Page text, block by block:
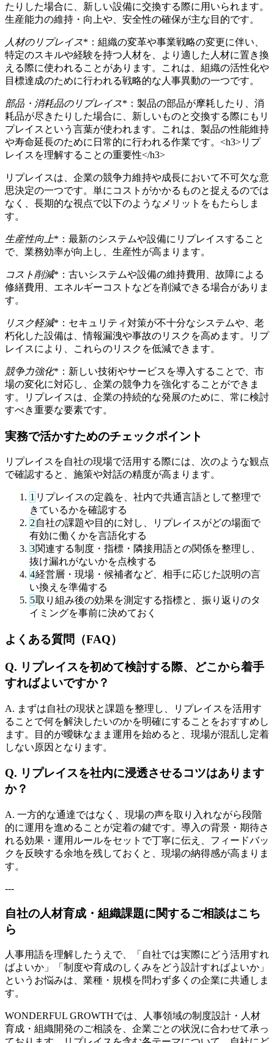
たりした場合に、新しい設備に交換する際に用いられます。
生産能力の維持・向上や、安全性の確保が主な目的です。
人材のリプレイス*：組織の変革や事業戦略の変更に伴い、
特定のスキルや経験を持つ人材を、より適した人材に置き換
える際に使われることがあります。これは、組織の活性化や
目標達成のために行われる戦略的な人事異動の一つです。
部品・消耗品のリプレイス*：製品の部品が摩耗したり、消
耗品が尽きたりした場合に、新しいものと交換する際にもリ
プレイスという言葉が使われます。これは、製品の性能維持
や寿命延長のために日常的に行われる作業です。<h3>リプ
レイスを理解することの重要性</h3>
リプレイスは、企業の競争力維持や成長において不可欠な意
思決定の一つです。単にコストがかかるものと捉えるのでは
なく、長期的な視点で以下のようなメリットをもたらしま
す。
生産性向上*：最新のシステムや設備にリプレイスすること
で、業務効率が向上し、生産性が高まります。
コスト削減*：古いシステムや設備の維持費用、故障による
修繕費用、エネルギーコストなどを削減できる場合がありま
す。
リスク軽減*：セキュリティ対策が不十分なシステムや、老
朽化した設備は、情報漏洩や事故のリスクを高めます。リプ
レイスにより、これらのリスクを低減できます。
競争力強化*：新しい技術やサービスを導入することで、市
場の変化に対応し、企業の競争力を強化することができま
す。リプレイスは、企業の持続的な発展のために、常に検討
すべき重要な要素です。
実務で活かすためのチェックポイント
リプレイスを自社の現場で活用する際には、次のような観点
で確認すると、施策や対話の精度が高まります。
1 リプレイスの定義を、社内で共通言語として整理で
きているかを確認する
2自社の課題や目的に対し、リプレイスがどの場面で
有効に働くかを言語化する
3関連する制度・指標・隣接用語との関係を整理し、
抜け漏れがないかを点検する
4経営層・現場・候補者など、相手に応じた説明の言
い換えを準備する
5取り組み後の効果を測定する指標と、振り返りのタ
イミングを事前に決めておく
よくある質問（FAQ）
Q. リプレイスを初めて検討する際、どこから着手
すればよいですか？
A. まずは自社の現状と課題を整理し、リプレイスを活用す
ることで何を解決したいのかを明確にすることをおすすめし
ます。目的が曖昧なまま運用を始めると、現場が混乱し定着
しない原因となります。
Q. リプレイスを社内に浸透させるコツはあります
か？
A. 一方的な通達ではなく、現場の声を取り入れながら段階
的に運用を進めることが定着の鍵です。導入の背景・期待さ
れる効果・運用ルールをセットで丁寧に伝え、フィードバッ
クを反映する余地を残しておくと、現場の納得感が高まりま
す。
---
自社の人材育成・組織課題に関するご相談はこち
ら
人事用語を理解したうえで、「自社では実際にどう活用すれ
ばよいか」「制度や育成のしくみをどう設計すればよいか」
というお悩みは、業種・規模を問わず多くの企業に共通しま
す。
WONDERFUL GROWTHでは、人事領域の制度設計・人材
育成・組織開発のご相談を、企業ごとの状況に合わせて承っ